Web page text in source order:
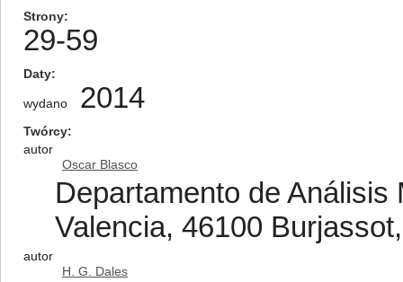
Strony
29-59
Daty
wydano 2014
Twórcy
autor
Oscar Blasco
Departamento de
Valencia, 46100
autor
H. G. Dales